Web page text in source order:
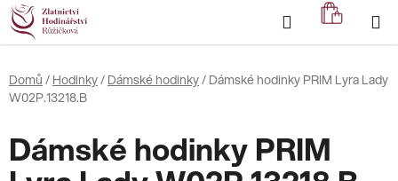
Přejít
na
obsah
Hledat
KOŠÍK
Domů / Hodinky/ Dámské hodinky/ Dámské hodinky PRIM Lyra Lady
W02P.13218.B
Dámské hodinky PRIM